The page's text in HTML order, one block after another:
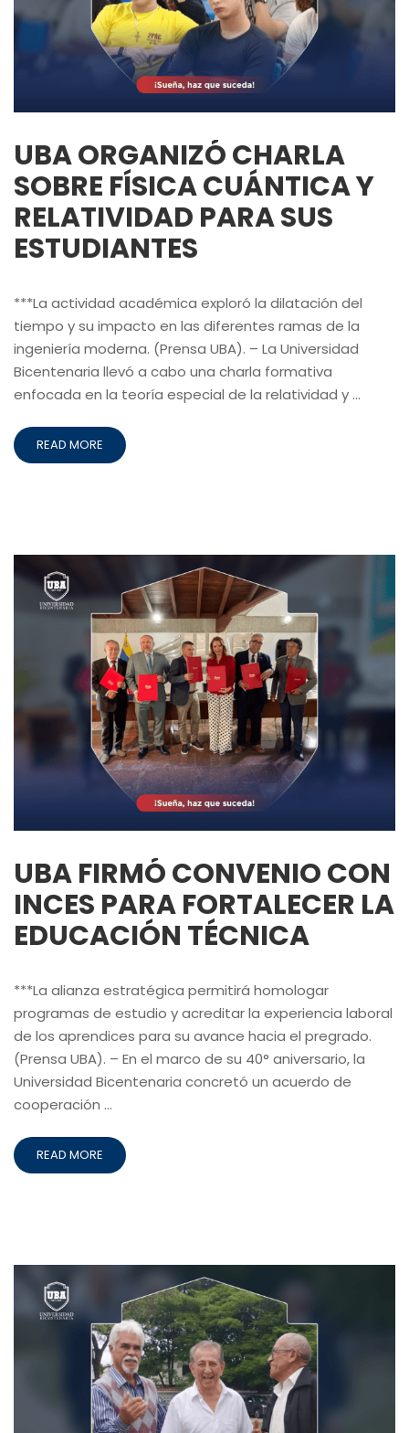
UBA ORGANIZÓ CHARLA
SOBRE FÍSICA CUÁNTICA Y
RELATIVIDAD PARA SUS
ESTUDIANTES
***La actividad académica exploró la dilatación del
tiempo y su impacto en las diferentes ramas de la
ingeniería moderna. (Prensa UBA). – La Universidad
Bicentenaria llevó a cabo una charla formativa
enfocada en la teoría especial de la relatividad y …
READ MORE
UBA FIRMÓ CONVENIO CON
INCES PARA FORTALECER LA
EDUCACIÓN TÉCNICA
***La alianza estratégica permitirá homologar
programas de estudio y acreditar la experiencia laboral
de los aprendices para su avance hacia el pregrado.
(Prensa UBA). – En el marco de su 40° aniversario, la
Universidad Bicentenaria concretó un acuerdo de
cooperación …
READ MORE